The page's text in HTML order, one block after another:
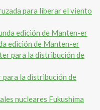
para liberar el viento
edición de Manten-er
para la distribución de